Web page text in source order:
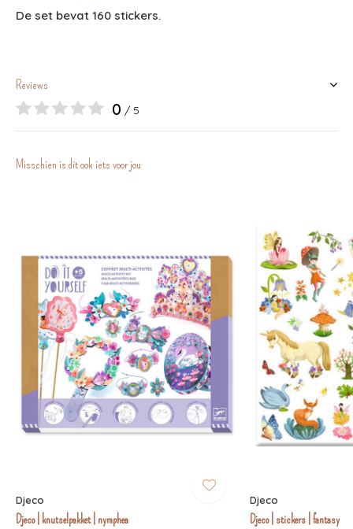
De set bevat 160 stickers.
Reviews
0 / 5
Misschien is dit ook iets voor jou
Djeco
Djeco | knutselpakket | nymphea
Djeco
Djeco | stickers | fantasy